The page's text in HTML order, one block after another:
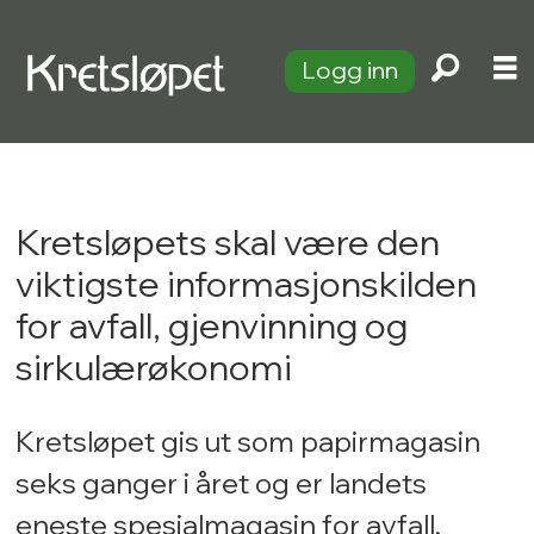
Logg inn
Om
oss
kretsløpet
Kretsløpets skal være den
viktigste informasjonskilden
for avfall, gjenvinning og
sirkulærøkonomi
Kretsløpet gis ut som papirmagasin
seks ganger i året og er landets
eneste spesialmagasin for avfall,